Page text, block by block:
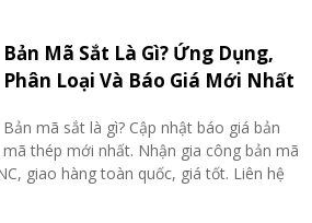
Bản Mã Sắt Là Gì? Ứng Dụng,
Phân Loại Và Báo Giá Mới Nhất
Bản mã sắt là gì? Cập nhật báo giá bản
mã thép mới nhất. Nhận gia công bản mã
giao hàng toàn quốc, giá tốt. Liên hệ